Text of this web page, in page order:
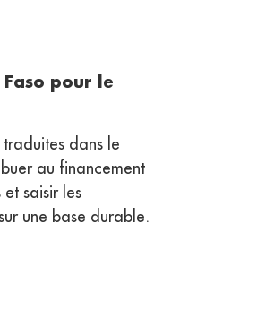
pour le
dans le
au financement
saisir les
une base durable.